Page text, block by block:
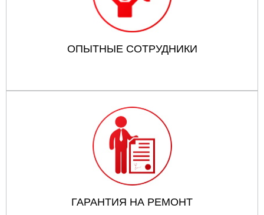
ОПЫТНЫЕ СОТРУДНИКИ
ГАРАНТИЯ НА РЕМОНТ